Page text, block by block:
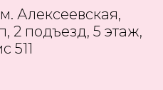
Алексеевская,
2 подъезд, 5 этаж,
511